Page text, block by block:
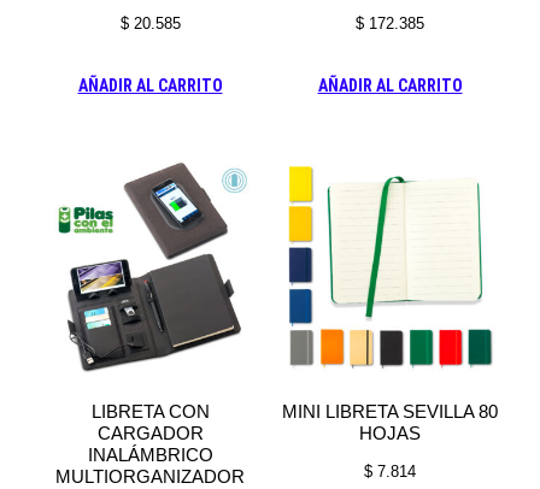
$20.585
AÑADIR AL CARRITO
$ 172.385
AÑADIR AL CARRITO
LIBRETA CON
CARGADOR
INALÁMBRICO
MULTIORGANIZADOR
MINI LIBRETA SEVILLA 80
HOJAS
$ 7.814